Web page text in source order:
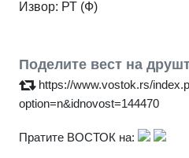
Извор: РТ (Ф)
Поделите вест на
https://www.vostok.rs/
option=n&idnovost=144470
Пратите ВОСТОК на: